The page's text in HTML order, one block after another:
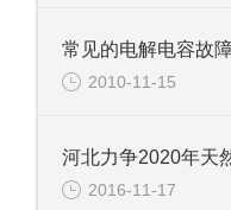
2010-11-15
2016-11-17